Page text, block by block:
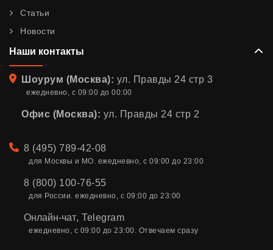
Статьи
Новости
Наши контакты
Адрес
Шоурум (Москва): ул. Правды 24 стр 3
ежедневно, с 09:00 до 00:00
Офис (Москва): ул. Правды 24 стр 2
Телефон
8 (495) 789-42-08
для Москвы и МО. ежедневно, с 09:00 до 23:00
8 (800) 100-76-55
для России. ежедневно, с 09:00 до 23:00
Онлайн-чат, Telegram
ежедневно, с 09:00 до 23:00. Отвечаем сразу